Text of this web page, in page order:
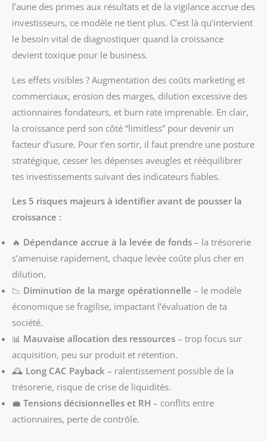
l’aune des primes aux résultats et de la vigilance accrue des
investisseurs, ce modèle ne tient plus. C’est là qu’intervient
le besoin vital de diagnostiquer quand la croissance
devient toxique pour le business.
Les effets visibles ? Augmentation des coûts marketing et
commerciaux, erosion des marges, dilution excessive des
actionnaires fondateurs, et burn rate imprenable. En clair,
la croissance perd son côté “limitless” pour devenir un
facteur d’usure. Pour t’en sortir, il faut prendre une posture
stratégique, cesser les dépenses aveugles et rééquilibrer
tes investissements suivant des indicateurs fiables.
Les 5 risques majeurs à identifier avant de pousser la
croissance :
🔥 Dépendance accrue à la levée de fonds – la trésorerie
s’amenuise rapidement, chaque levée coûte plus cher en
dilution.
📉 Diminution de la marge opérationnelle – le modèle
économique se fragilise, impactant l’évaluation de ta
société.
📊 Mauvaise allocation des ressources – trop focus sur
acquisition, peu sur produit et rétention.
🕰️ Long CAC Payback – ralentissement possible de la
trésorerie, risque de crise de liquidités.
💼 Tensions décisionnelles et RH – conflits entre
actionnaires, perte de contrôle.